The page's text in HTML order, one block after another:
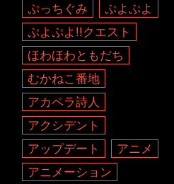
ぷっちぐみ
ぷよぷよ
ぷよぷよ!!クエスト
ほわほわともだち
むかねこ番地
アカペラ詩人
アクシデント
アップデート
アニメ
アニメーション